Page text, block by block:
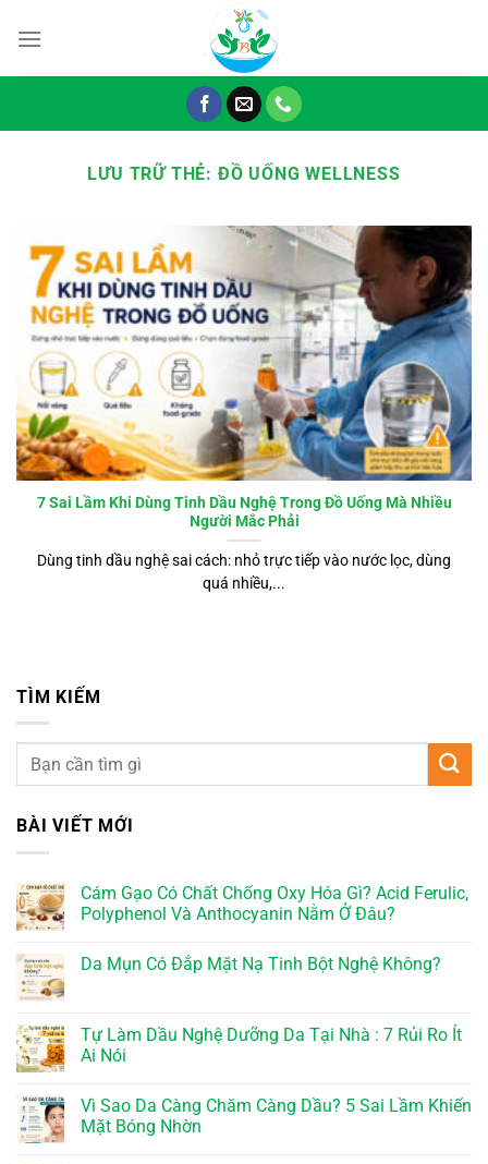
đến
LƯU TRỮ THẺ: ĐỒ UỐNG WELLNESS
7 Sai Lầm Khi Dùng Tinh Dầu Nghệ Trong Đồ Uống Mà Nhiều
Người Mắc Phải
Dùng tinh dầu nghệ sai cách: nhỏ trực tiếp vào nước lọc, dùng
quá nhiều,...
TÌM KIẾM
BÀI VIẾT MỚI
Cám Gạo Có Chất Chống Oxy Hóa Gì? Acid Ferulic,
Polyphenol Và Anthocyanin Nằm Ở Đâu?
Da Mụn Có Đắp Mặt Nạ Tinh Bột Nghệ Không?
Tự Làm Dầu Nghệ Dưỡng Da Tại Nhà : 7 Rủi Ro Ít
Ai Nói
Vì Sao Da Càng Chăm Càng Dầu? 5 Sai Lầm Khiến
Mặt Bóng Nhờn